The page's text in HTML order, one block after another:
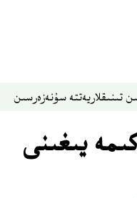
تىنىقلاريەتتە سۇنەزەرسىن
يىغىنى